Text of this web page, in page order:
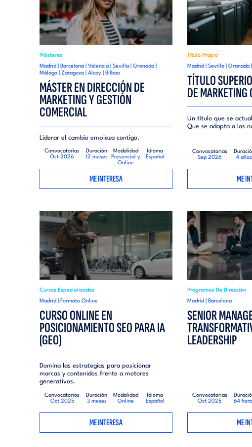
Másteres
Madrid | Barcelona | Valencia | Sevilla | Granada |
Málaga | Zaragoza | Alcoy | Bilbao
MÁSTER EN DIRECCIÓN DE
MARKETING Y GESTIÓN
COMERCIAL
Liderar el cambio empieza contigo.
Convocatorias
Oct 2026
Duración
12 meses
Modalidad
Presencial y
Online
Idioma
Español
ME INTERESA
Título Propio
Madrid | Sevilla | Granada
TÍTULO
DE MARKETING
Un título que se
Que se adapta a las
Convocatorias
Sep 2026
4 años
ME
Cursos Especializados
Madrid | Formato Online
CURSO ONLINE EN
POSICIONAMIENTO SEO PARA IA
(GEO)
Domina las estrategias para posicionar
marcas y contenidos frente a motores
generativos.
Convocatorias
Oct 2025
Duración
3 meses
Modalidad
Online
Idioma
Español
ME INTERESA
Programas De Dirección
Madrid | Barcelona
SENIOR
LEADERSHIP
Convocatorias
Oct 2025
64
ME